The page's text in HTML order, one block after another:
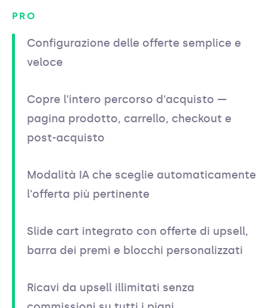
PRO
Configurazione delle offerte semplice e
veloce
Copre l'intero percorso d'acquisto —
pagina prodotto, carrello, checkout e
post-acquisto
Modalità IA che sceglie automaticamente
l'offerta più pertinente
Slide cart integrato con offerte di upsell,
barra dei premi e blocchi personalizzati
Ricavi da upsell illimitati senza